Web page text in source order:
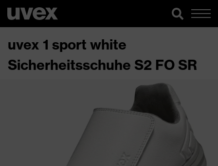
uvex 1 sport white
Sicherheitsschuhe S2 FO SR